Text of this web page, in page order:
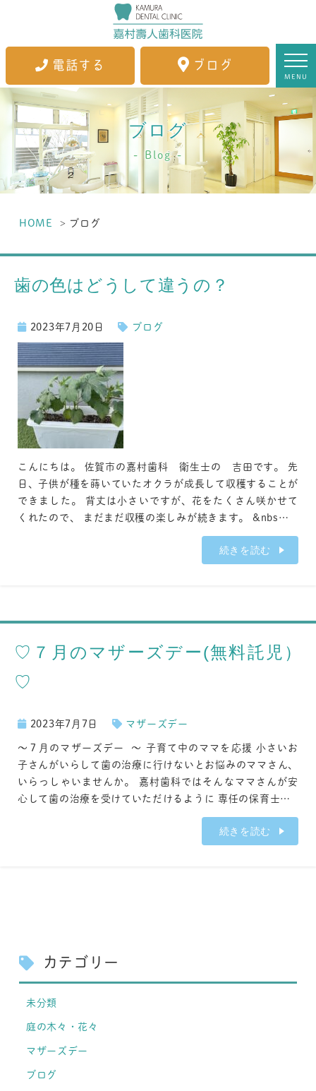
電話する ブログ
MENU
ブログ
Blog
HOME ブログ
歯の色はどうして違うの？
2023年7月20日 ブログ
こんにちは。 佐賀市の嘉村歯科 衛生士の 吉田です。 先
日、子供が種を蒔いていたオクラが成長して収穫することが
できました。 背丈は小さいですが、花をたくさん咲かせて
くれたので、 まだまだ収穫の楽しみが続きます。 &nbs…
続きを読む
♡７月のマザーズデー(無料託児）
♡
2023年7月7日
マザーズデー
～７月のマザーズデー ～ 子育て中のママを応援 小さいお
子さんがいらして歯の治療に行けないとお悩みのママさん、
いらっしゃいませんか。 嘉村歯科ではそんなママさんが安
心して歯の治療を受けていただけるように 専任の保育士…
続きを読む
カテゴリー
未分類
庭の木々・花々
マザーズデー
ブログ